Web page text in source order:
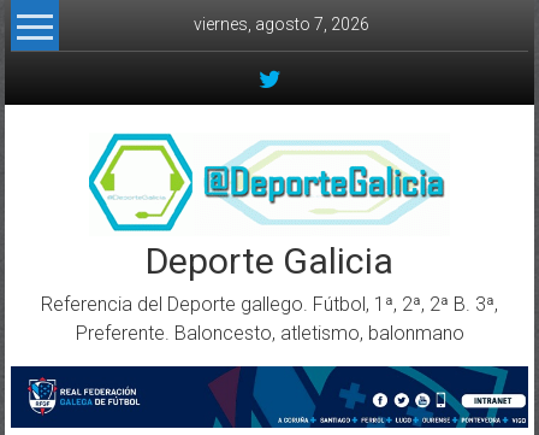
Skip to content
viernes, agosto 7, 2026
Deporte Galicia
Referencia del Deporte gallego. Fútbol, 1ª, 2ª, 2ª B. 3ª,
Preferente. Baloncesto, atletismo, balonmano